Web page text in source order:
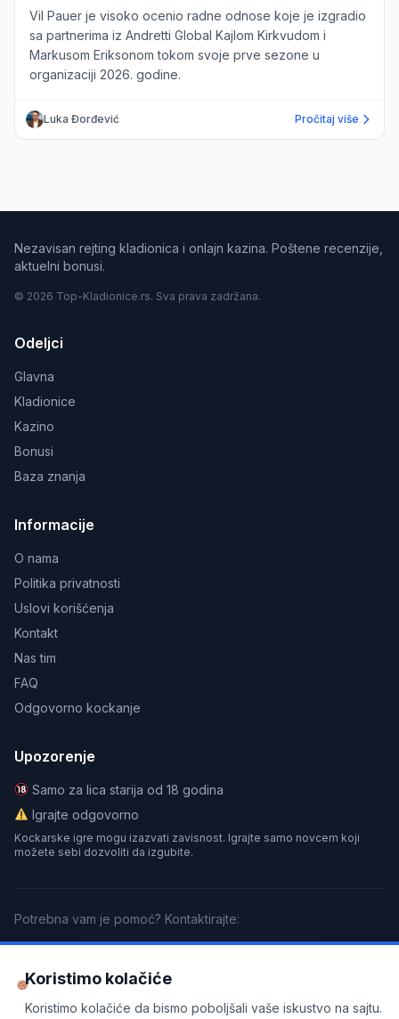
Vil Pauer je visoko ocenio radne odnose koje je izgradio
sa partnerima iz Andretti Global Kajlom Kirkvudom i
Markusom Eriksonom tokom svoje prve sezone u
organizaciji 2026. godine.
Luka Đorđević Pročitaj više
Nezavisan rejting kladionica i onlajn kazina. Poštene recenzije,
aktuelni bonusi.
© 2026 Top-Kladionice.rs. Sva prava zadržana.
Odeljci
Glavna
Kladionice
Kazino
Bonusi
Baza znanja
Informacije
O nama
Politika privatnosti
Uslovi korišćenja
Kontakt
Nas tim
FAQ
Odgovorno kockanje
Upozorenje
Samo za lica starija od 18 godina
Igrajte odgovorno
Kockarske igre mogu izazvati zavisnost. Igrajte samo novcem koji
možete sebi dozvoliti da izgubite.
Potrebna vam je pomoć? Kontaktirajte:
GamCareBeGambleAwareGamblers Anonymous
Partnersko obaveštenje : Ovaj sajt sadrži partnerske linkove. Kada se
Koristimo kolačiće
Koristimo kolačiće da bismo poboljšali vaše iskustvo na sajtu.